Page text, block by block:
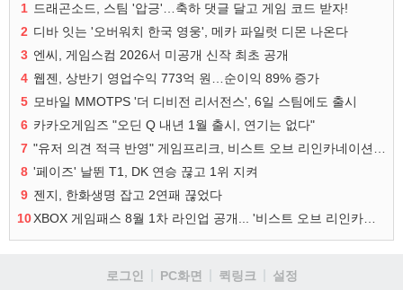
1 드래곤소드, 스팀 '압긍'…축하 댓글 달고 게임 코드 받자!
2 디바 잇는 '오버워치 한국 영웅', 메카 파일럿 디몬 나온다
3 엔씨, 게임스컴 2026서 미공개 신작 최초 공개
4 웹젠, 상반기 영업수익 773억 원…순이익 89% 증가
5 모바일 MMOTPS '더 디비전 리서전스', 6일 스팀에도 출시
6 카카오게임즈 "오딘 Q 내년 1월 출시, 연기는 없다"
7
"유저 의견 적극 반영" 게임프리크, 비스트 오브 리인카네이션 개선 나선다
8 '페이즈' 날뛴 T1, DK 연승 끊고 1위 지켜
9 젠지, 한화생명 잡고 2연패 끊었다
10
XBOX 게임패스 8월 1차 라인업 공개... '비스트 오브 리인카네이션' 즉시 합류
로그인 PC화면 퀵링크
설정